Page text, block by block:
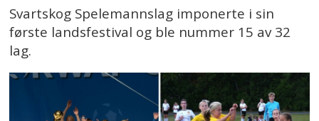
Svartskog Spelemannslag imponerte i sin
første landsfestival og ble nummer 15 av 32
lag.